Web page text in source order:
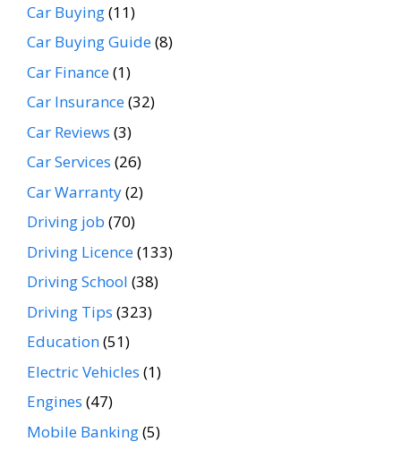
Car Buying(11)
Car Buying Guide(8)
Car Finance(1)
Car Insurance(32)
Car Reviews (3)
Car Services (26)
Car Warranty(2)
Driving job (70)
Driving Licence(133)
Driving School (38)
Driving Tips (323)
Education(51)
Electric Vehicles (1)
Engines (47)
Mobile Banking(5)